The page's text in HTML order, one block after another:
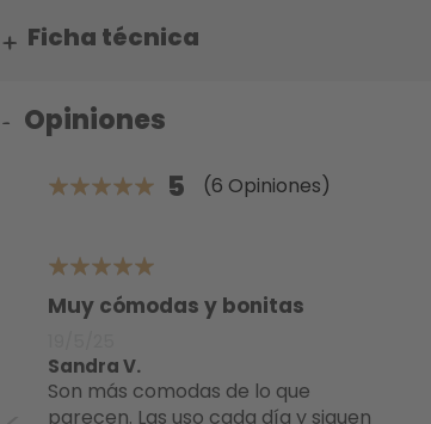
Ficha técnica
Opiniones
5 (6 Opiniones)
5Muy cómodas y bonitas
Sandra V.
Son más comodas de lo que
parecen. Las uso cada día y siguen